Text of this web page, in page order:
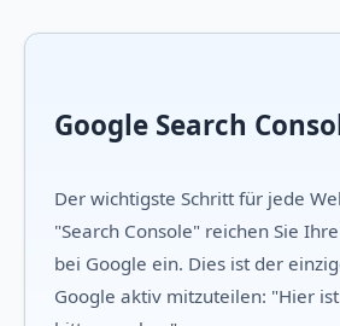
Google Search
Der wichtigste Schritt für jede
"Search Console" reichen Sie
bei Google ein. Dies ist der
Google aktiv mitzuteilen: "Hier